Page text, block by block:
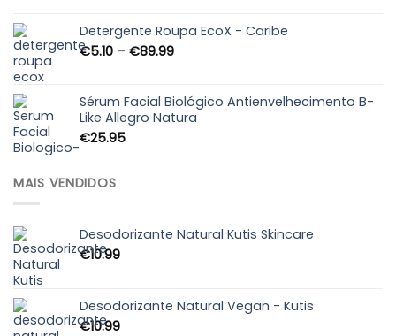
Detergente Roupa EcoX - Caribe
€5.10 – €89.99Price
through
€89.99
Sérum Facial Biológico Antienvelhecimento B-
Like Allegro Natura
€25.95
MAIS VENDIDOS
Desodorizante Natural Kutis Skincare
€10.99
Desodorizante Natural Vegan - Kutis
€10.99